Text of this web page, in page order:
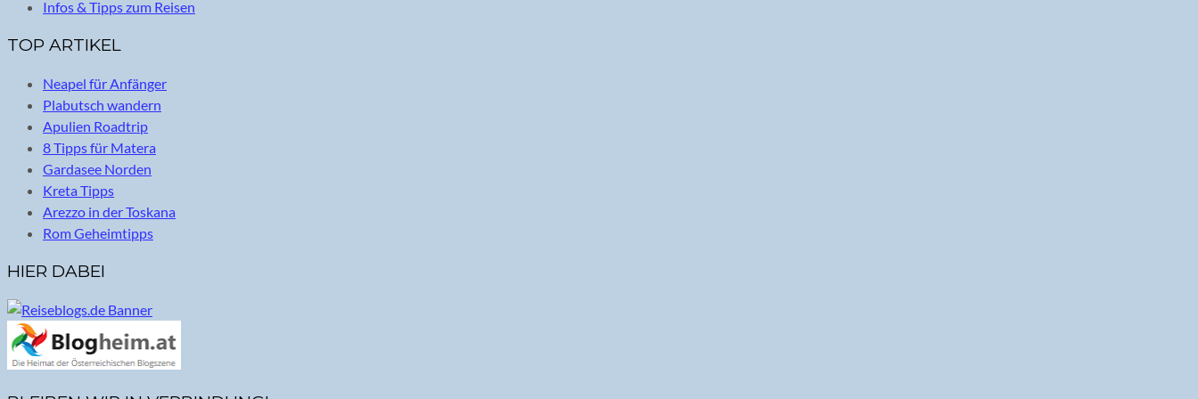
Infos & Tipps zum Reisen
TOP ARTIKEL
Neapel für Anfänger
Plabutsch wandern
Apulien Roadtrip
8 Tipps für Matera
Gardasee Norden
Kreta Tipps
Arezzo in der Toskana
Rom Geheimtipps
HIER DABEI